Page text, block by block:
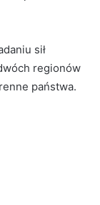
sił
regionów
państwa.